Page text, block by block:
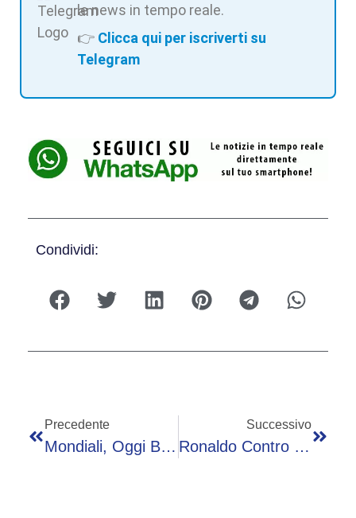
le news in tempo reale.
👉 Clicca qui per iscriverti su
Telegram
Condividi:
Precedente
Mondiali, Oggi Brasile-Norvegia Agli Ottavi – Diretta
Successivo
Ronaldo Contro Tutti: “Ritiro? Lo Volete Voi”. Poi ‘attacca’ Un Giornalista